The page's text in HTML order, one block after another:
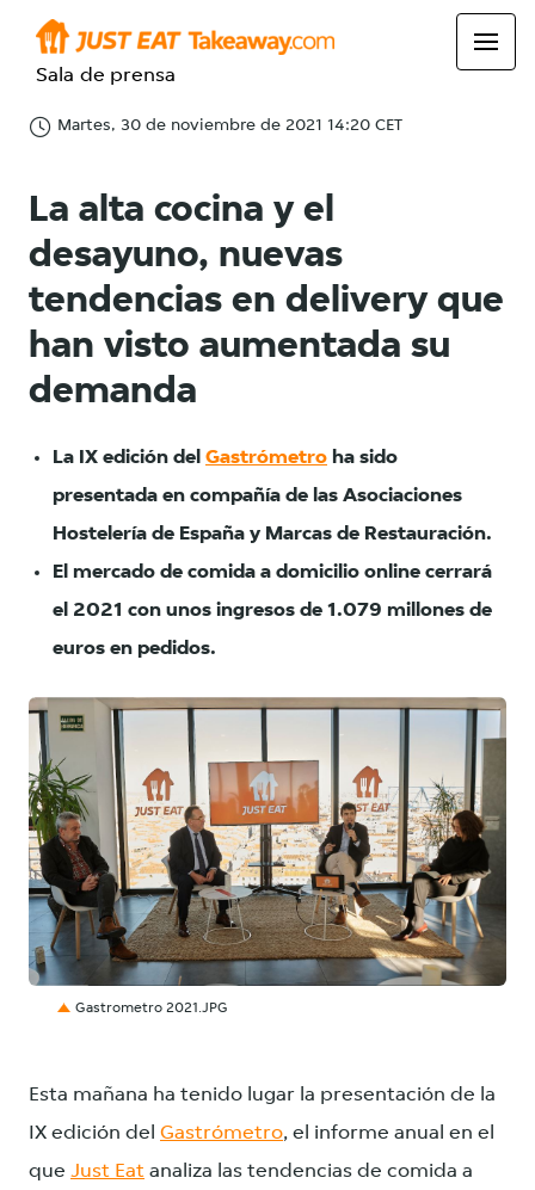
Sala de prensa
Martes, 30 de noviembre de 2021 14:20 CET
La alta cocina y el
desayuno, nuevas
tendencias en delivery que
han visto aumentada su
demanda
La IX edición del Gastrómetro ha sido
presentada en compañía de las Asociaciones
Hostelería de España y Marcas de Restauración.
El mercado de comida a domicilio online cerrará
el 2021 con unos ingresos de 1.079 millones de
euros en pedidos.
JPG
Gastrometro 2021.JPG
Esta mañana ha tenido lugar la presentación de la
IX edición del Gastrómetro, el informe anual en el
que Just Eat analiza las tendencias de comida a